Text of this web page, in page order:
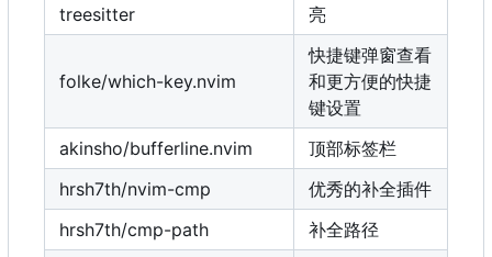
treesitter
亮
folke/which-key.nvim
快捷键弹窗查看
和更方便的快捷
键设置
akinsho/bufferline.nvim
顶部标签栏
hrsh7th/nvim-cmp
优秀的补全插件
hrsh7th/cmp-path
补全路径